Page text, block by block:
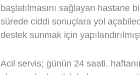
başlatılmasını sağlayan hastane
sürede ciddi sonuçlara yol
destek sunmak için
Acil servis; günün 24 saati,